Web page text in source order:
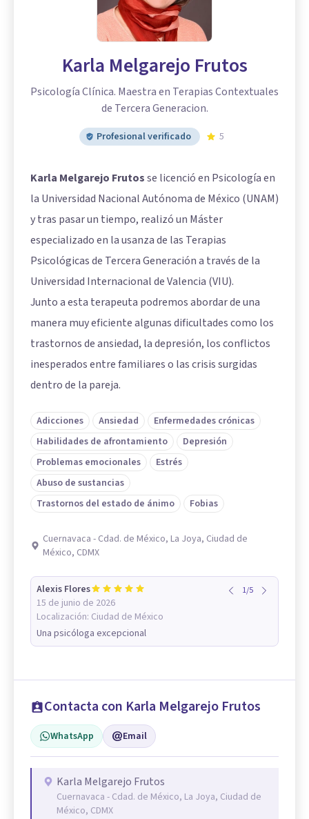
Karla Melgarejo Frutos
Psicología Clínica. Maestra en Terapias Contextuales
de Tercera Generacion.
Profesional verificado 5
Karla Melgarejo Frutosse licenció en Psicología en
la Universidad Nacional Autónoma de México (UNAM)
y tras pasar un tiempo, realizó un Máster
especializado en la usanza de las Terapias
Psicológicas de Tercera Generación a través de la
Universidad Internacional de Valencia (VIU).
Junto a esta terapeuta podremos abordar de una
manera muy eficiente algunas dificultades como los
trastornos de ansiedad, la depresión, los conflictos
inesperados entre familiares o las crisis surgidas
dentro de la pareja.
Adicciones Ansiedad
Enfermedades crónicas
Habilidades de afrontamiento
Depresión
Problemas emocionales
Estrés
Abuso de sustancias
Trastornos del estado de ánimo
Fobias
Cuernavaca - Cdad. de México, La Joya, Ciudad de
México, CDMX
Alexis Flores
15 de junio de 2026
Localización: Ciudad de México
1/5
Una psicóloga excepcional
Contacta con Karla Melgarejo Frutos
WhatsApp Email
Karla Melgarejo Frutos
Cuernavaca - Cdad. de México, La Joya, Ciudad de
México, CDMX